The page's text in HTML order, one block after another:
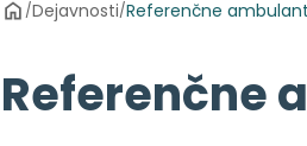
/Dejavnosti/Referenčne
Referenčne